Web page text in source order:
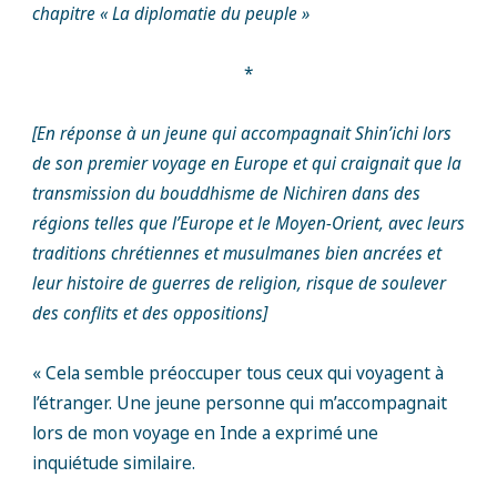
chapitre « La diplomatie du peuple »
*
[En réponse à un jeune qui accompagnait Shin’ichi lors
de son premier voyage en Europe et qui craignait que la
transmission du bouddhisme de Nichiren dans des
régions telles que l’Europe et le Moyen-Orient, avec leurs
traditions chrétiennes et musulmanes bien ancrées et
leur histoire de guerres de religion, risque de soulever
des conflits et des oppositions]
« Cela semble préoccuper tous ceux qui voyagent à
l’étranger. Une jeune personne qui m’accompagnait
lors de mon voyage en Inde a exprimé une
inquiétude similaire.